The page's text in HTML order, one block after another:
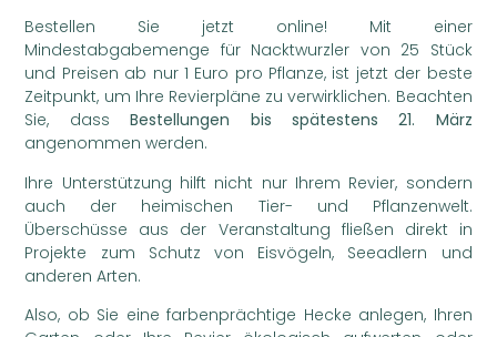
Bestellen Sie jetzt online! Mit einer
Mindestabgabemenge für Nacktwurzler von 25 Stück
und Preisen ab nur 1 Euro pro Pflanze, ist jetzt der beste
Zeitpunkt, um Ihre Revierpläne zu verwirklichen. Beachten
Sie, dassBestellungen bis spätestens 21. März
angenommen werden.
Ihre Unterstützung hilft nicht nur Ihrem Revier, sondern
auch der heimischen Tier- und Pflanzenwelt.
Überschüsse aus der Veranstaltung fließen direkt in
Projekte zum Schutz von Eisvögeln, Seeadlern und
anderen Arten.
Also, ob Sie eine farbenprächtige Hecke anlegen, Ihren